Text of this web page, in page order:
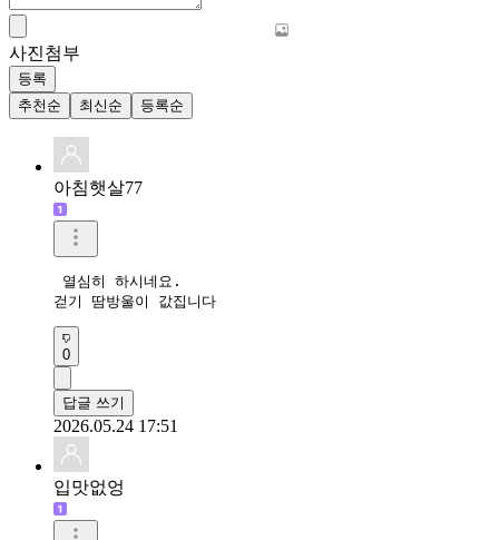
사진첨부
등록
추천순
최신순 등록순
아침햇살77
열심히 하시네요.
걷기 땀방울이 값집니다
0
답글 쓰기
2026.05.24 17:51
입맛없엉